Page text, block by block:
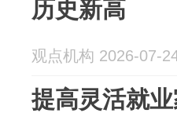
历史新高
观点机构 2026-07-
提高灵活就